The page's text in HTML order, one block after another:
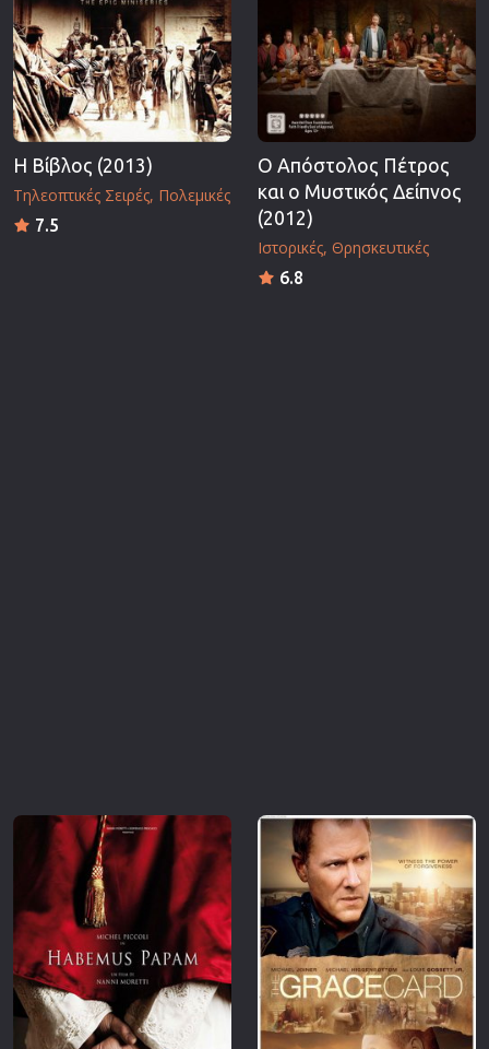
Η Βίβλος (2013)
Τηλεοπτικές Σειρές Πολεμικές
7.5
Ο Απόστολος Πέτρος
και ο Μυστικός Δείπνος
(2012)
Ιστορικές Θρησκευτικές
6.8